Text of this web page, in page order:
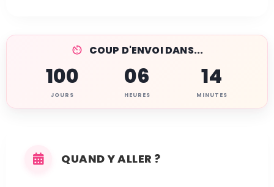
COUP D'ENVOI DANS...
100
JOURS
06
HEURES
14
MINUTES
QUAND Y ALLER ?